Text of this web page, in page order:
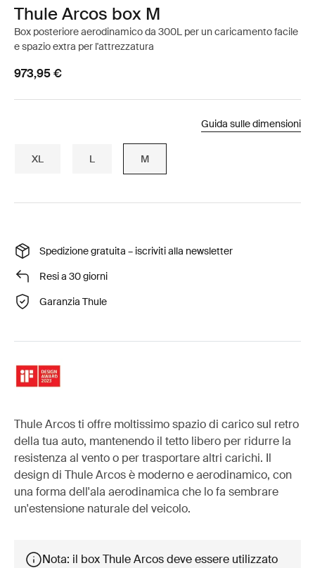
Thule Arcos box M
Box posteriore aerodinamico da 300L per un caricamento facile
e spazio extra per l'attrezzatura
973,95 €
Guida sulle dimensioni
XL L M
Spedizione gratuita – iscriviti alla newsletter
Resi a 30 giorni
Garanzia Thule
Thule Arcos ti offre moltissimo spazio di carico sul retro
della tua auto, mantenendo il tetto libero per ridurre la
resistenza al vento o per trasportare altri carichi. Il
design di Thule Arcos è moderno e aerodinamico, con
una forma dell'ala aerodinamica che lo fa sembrare
un'estensione naturale del veicolo.
Nota: il box Thule Arcos deve essere utilizzato